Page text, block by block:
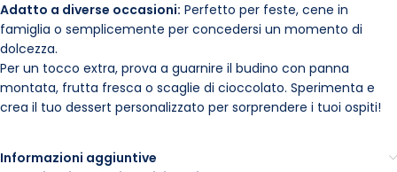
Adatto a diverse occasioni: Perfetto per feste, cene in
famiglia o semplicemente per concedersi un momento di
dolcezza.
Per un tocco extra, prova a guarnire il budino con panna
montata, frutta fresca o scaglie di cioccolato. Sperimenta e
crea il tuo dessert personalizzato per sorprendere i tuoi ospiti!
Informazioni aggiuntive